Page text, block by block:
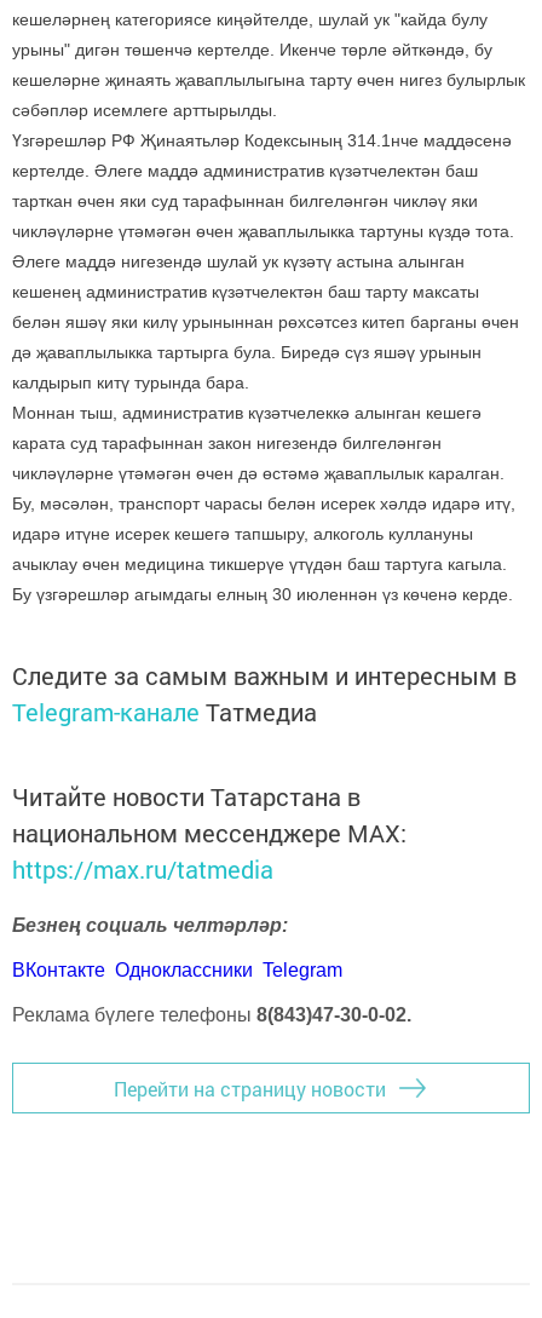
кешеләрнең категориясе киңәйтелде, шулай ук "кайда булу
урыны" дигән төшенчә кертелде. Икенче төрле әйткәндә, бу
кешеләрне җинаять җаваплылыгына тарту өчен нигез булырлык
сәбәпләр исемлеге арттырылды.
Үзгәрешләр РФ Җинаятьләр Кодексының 314.1нче маддәсенә
кертелде. Әлеге маддә административ күзәтчелектән баш
тарткан өчен яки суд тарафыннан билгеләнгән чикләү яки
чикләүләрне үтәмәгән өчен җаваплылыкка тартуны күздә тота.
Әлеге маддә нигезендә шулай ук күзәтү астына алынган
кешенең административ күзәтчелектән баш тарту максаты
белән яшәү яки килү урыныннан рөхсәтсез китеп барганы өчен
дә җаваплылыкка тартырга була. Биредә сүз яшәү урынын
калдырып китү турында бара.
Моннан тыш, административ күзәтчелеккә алынган кешегә
карата суд тарафыннан закон нигезендә билгеләнгән
чикләүләрне үтәмәгән өчен дә өстәмә җаваплылык каралган.
Бу, мәсәлән, транспорт чарасы белән исерек хәлдә идарә итү,
идарә итүне исерек кешегә тапшыру, алкоголь куллануны
ачыклау өчен медицина тикшерүе үтүдән баш тартуга кагыла.
Бу үзгәрешләр агымдагы елның 30 июленнән үз көченә керде.
Следите за самым важным и интересным в
Telegram-канале Татмедиа
Читайте новости Татарстана в
национальном мессенджере MАХ:
https://max.ru/tatmedia
Безнең социаль челтәрләр:
ВКонтакте Одноклассники Telegram
Реклама бүлеге телефоны 8(843)47-30-0-02.
Перейти на страницу новости